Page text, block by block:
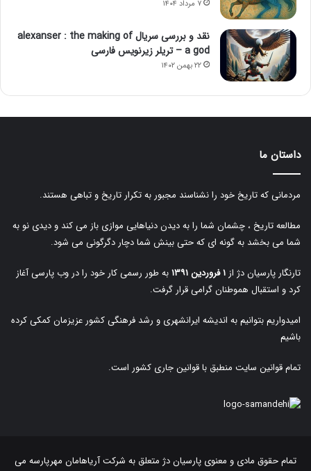
۷ مرداد ۱۴۰۴
نقد و بررسی سریال alexanser : the making of
a god – تریلر زیرنویس فارسی
۲۲ بهمن ۱۴۰۲
داستان ما
مردمانی که تاریخ خود را نشناسند مجبور به تکرار تاریخ و تباهی هستند.
مطالعه تاریخ ، چشمان شما را به دیدن دنیاهایی موازی باز می کند و دیدی نو به
شما می بخشد به گونه ای که حتی بینش شما دچار دگرگونی می شود.
تارنگار پارسیان دژ از ۱ فروردین ۱۳۹۱
به طور رسمی کار خود را در وب پارسی آغاز
کرد و استقبال هموطنان گرامی قرار گرفت.
امیدواریم بتوانیم به اندیشه ایرانشهری و رشد فرهنگی کشور عزیزمان کمکی کرده
باشیم
تمام قوانین سایت منطبق با قوانین جاری کشور است.
تمام حقوق مادی و معنوی پارسیان دژ متعلق به شرکت آریاهامان مهرپارسه می